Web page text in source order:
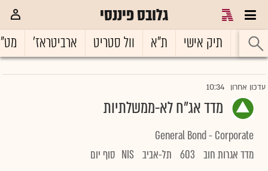
גלובס פיננסי
ראשי תיק אישי ת"א וול סטריט ארביטראז'
עדכון אחרון 10:34
מדד אג"ח לא-ממשלתיות
General Bond - Corporate
מדד אגרות חוב 603 תל-אביב NIS סוף יום